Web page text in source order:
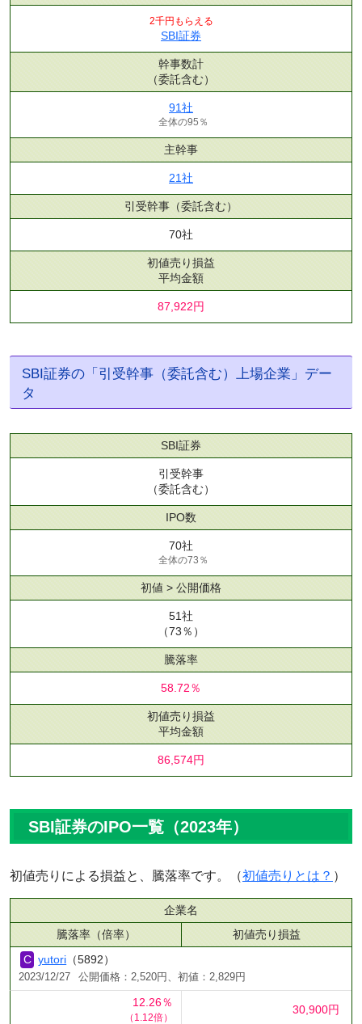
2千円もらえる
SBI証券
幹事数計
（委託含む）
91社
全体の95％
主幹事
21社
引受幹事 （委託含む）
70社
初値売り損益
平均金額
87,922円
SBI証券の「引受幹事（委託含む）上場企業」デー
タ
SBI証券
引受幹事
（委託含む）
IPO数
70社
全体の73％
初値 > 公開価格
51社
（73％）
騰落率
58.72％
初値売り損益
平均金額
86,574円
SBI証券のIPO一覧（2023年）
初値売りによる損益と、騰落率です。（初値売りとは？ ）
企業名
騰落率（倍率）
初値売り損益
yutori （5892）
2023/12/27 公開価格：2,520円、初値：2,829円
12.26％
（1.12倍）
30,900円